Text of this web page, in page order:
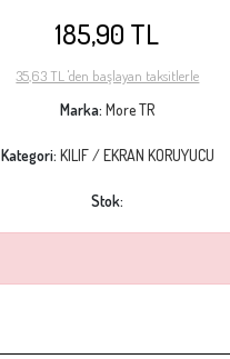
185,90 TL
35,63 TL 'den başlayan taksitlerle
Marka:More TR
Kategori: KILIF / EKRAN KORUYUCU
Stok: